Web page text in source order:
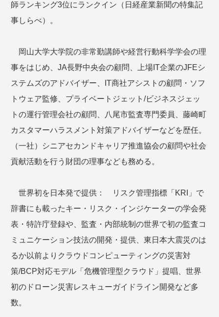
師ランキング3位にランクイン（日経産業新聞の特集記
事しらべ）。
岡山大学大学院の非常勤講師や経営行動科学学会の理
事をはじめ、JA長野中央会の顧問、上場IT企業のJFEシ
ステムズのアドバイザー、IT商社アシストの顧問・ソフ
トウェア監修、プライベートジェット/ビジネスジェッ
トの運行管理会社の顧問、八尾市監査専門委員、藤崎町
カスタマーハラスメント対策アドバイザーなどを歴任。
（一社）シニアセカンドキャリア推進協会の顧問や社会
貢献活動を行う財団の理事なども務める。
世界初を日本発で提供： リスク管理指標「KRI」で
辞書にも載ったキー・リスク・インジケーターの学会発
表・特許庁登録や、監査・内部統制の世界で初の監査コ
ミュニケーション技法の開発・提供、東日本大震災のは
るか以前よりクラウドコンピューティングの災害対
策/BCP対応モデル「危機管理型クラウド」提唱、世界
初のドローン災害レスキューガイドライン開発など多
数。